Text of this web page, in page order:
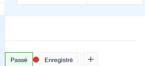
Passé Enregistré